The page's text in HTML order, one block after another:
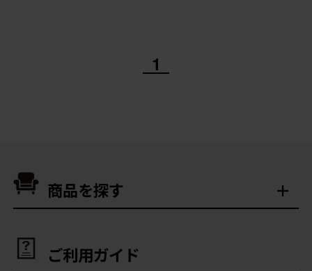
1
商品を探す
ご利用ガイド